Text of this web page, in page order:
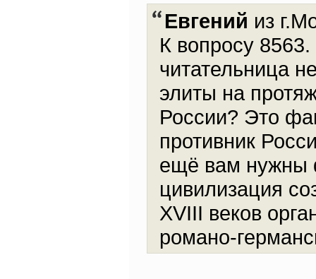
Евгений из
К вопросу
читательница
элиты на
России? Это
противник
ещё вам нужны
цивилизация
XVIII веков
романо-